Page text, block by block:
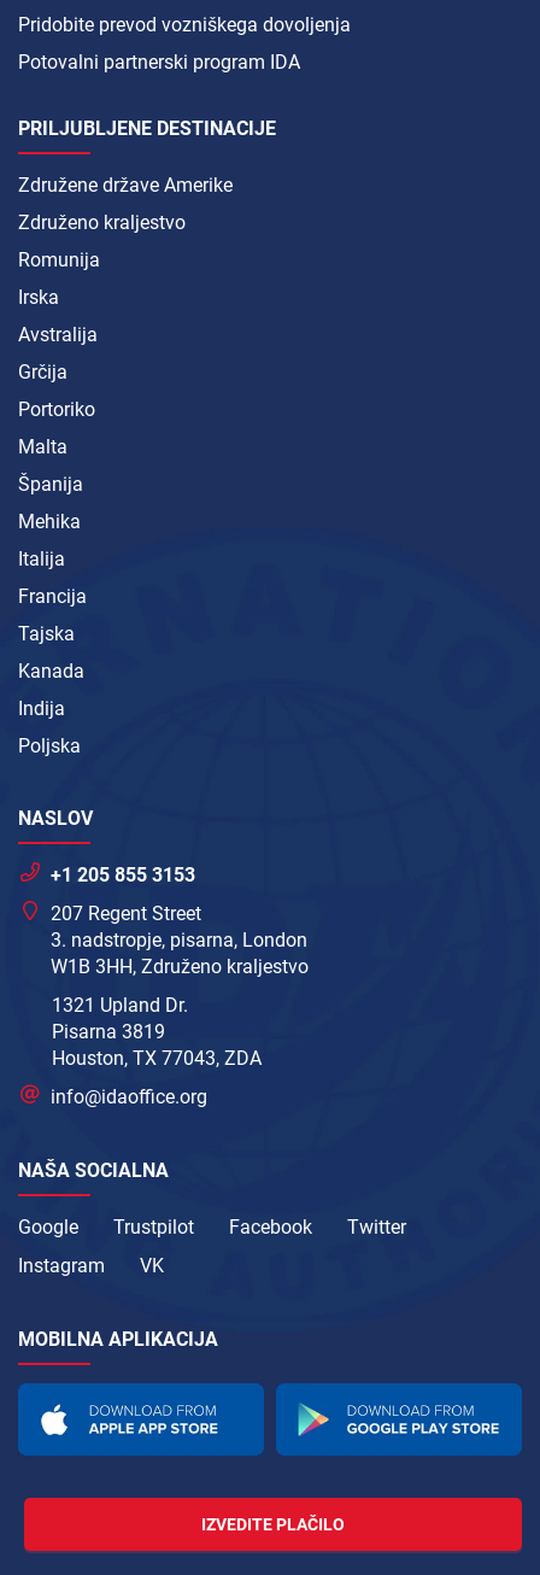
Pridobite prevod vozniškega dovoljenja
Potovalni partnerski program IDA
PRILJUBLJENE DESTINACIJE
Združene države Amerike
Združeno kraljestvo
Romunija
Irska
Avstralija
Grčija
Portoriko
Malta
Španija
Mehika
Italija
Francija
Tajska
Kanada
Indija
Poljska
NASLOV
+1 205 855 3153
207 Regent Street
3. nadstropje, pisarna, London
W1B 3HH, Združeno kraljestvo
1321 Upland Dr.
Pisarna 3819
Houston, TX 77043, ZDA
info@idaoffice.org
NAŠA SOCIALNA
Google Trustpilot Facebook
Twitter
Instagram
VK
MOBILNA APLIKACIJA
IZVEDITE PLAČILO